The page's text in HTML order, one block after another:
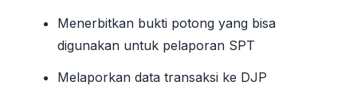
Menerbitkan bukti potong yang bisa
digunakan untuk pelaporan SPT
Melaporkan data transaksi ke DJP